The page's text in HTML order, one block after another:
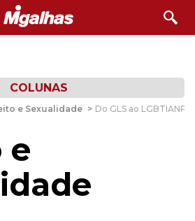
COLUNAS
e Sexualidade > Do GLS ao
e